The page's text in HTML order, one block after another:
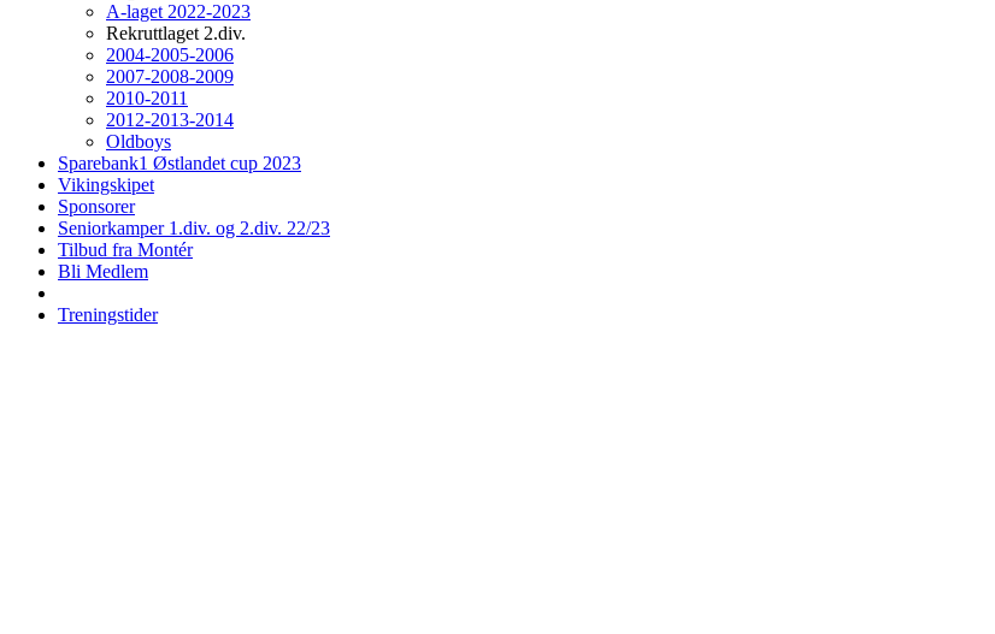
A-laget 2022-2023
Rekruttlaget 2.div.
2004-2005-2006
2007-2008-2009
2010-2011
2012-2013-2014
Oldboys
Sparebank1 Østlandet cup 2023
Vikingskipet
Sponsorer
Seniorkamper 1.div. og 2.div. 22/23
Tilbud fra Montér
Bli Medlem
Treningstider